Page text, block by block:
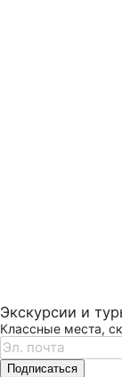
Экскурсии и
Классные места,
Подписаться